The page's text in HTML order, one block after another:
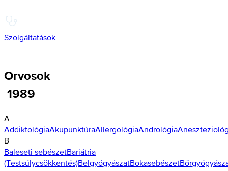
Szolgáltatások
Orvosok
1989
A
AddiktológiaAkupunktúraAllergológiaAndrológia
B
Baleseti sebészetBariátria
(Testsúlycsökkentés)BelgyógyászatBokasebészet